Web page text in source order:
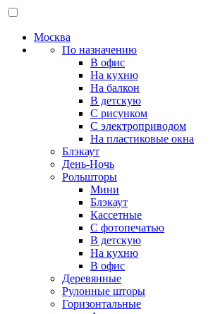
Москва
По назначению
В офис
На кухню
На балкон
В детскую
С рисунком
С электроприводом
На пластиковые окна
Блэкаут
День-Ночь
Рольшторы
Мини
Блэкаут
Кассетные
С фотопечатью
В детскую
На кухню
В офис
Деревянные
Рулонные шторы
Горизонтальные